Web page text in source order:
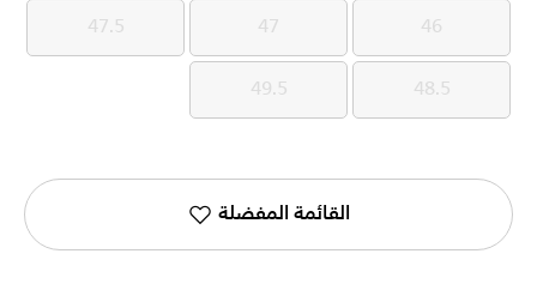
46
46
47
47
47.5
47.5
48.5
48.5
49.5
49.5
القائمة المفضلة